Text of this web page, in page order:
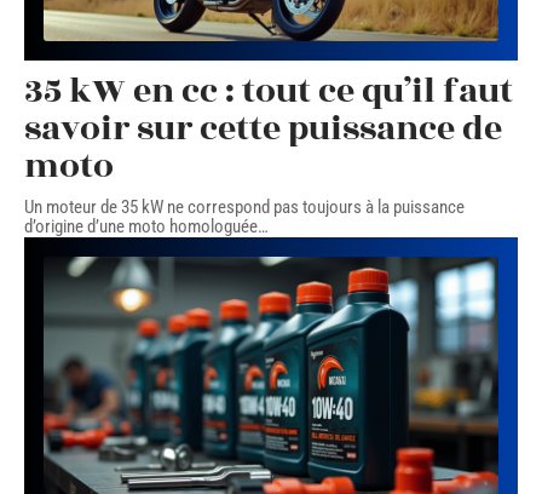
35 kW en cc : tout ce qu’il faut
savoir sur cette puissance de
moto
Un moteur de 35 kW ne correspond pas toujours à la puissance
d’origine d’une moto homologuée…